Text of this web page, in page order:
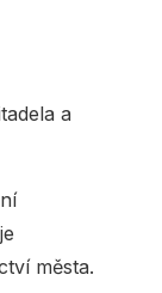
a
města.